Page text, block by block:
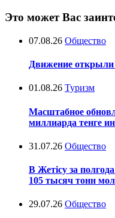
Это может Вас
07.08.26 Общество
Движение открыли
01.08.26 Туризм
Масштабное
миллиарда тенге
31.07.26 Общество
В Жетісу за
105 тысяч тонн
29.07.26 Общество